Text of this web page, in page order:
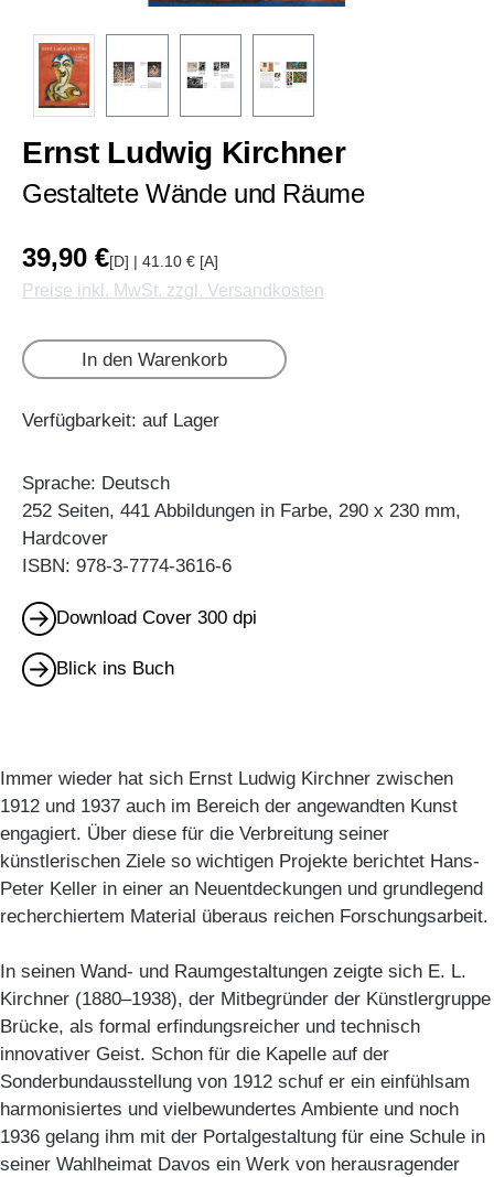
Ernst Ludwig Kirchner
Gestaltete Wände und Räume
39,90 €[D] | 41.10 € [A]
Preise inkl. MwSt. zzgl. Versandkosten
In den Warenkorb
Verfügbarkeit: auf Lager
Sprache: Deutsch
252 Seiten, 441 Abbildungen in Farbe, 290 x 230 mm,
Hardcover
ISBN: 978-3-7774-3616-6
Download Cover 300 dpi
Blick ins Buch
Immer wieder hat sich Ernst Ludwig Kirchner zwischen
1912 und 1937 auch im Bereich der angewandten Kunst
engagiert. Über diese für die Verbreitung seiner
künstlerischen Ziele so wichtigen Projekte berichtet Hans-
Peter Keller in einer an Neuentdeckungen und grundlegend
recherchiertem Material überaus reichen Forschungsarbeit.
In seinen Wand- und Raumgestaltungen zeigte sich E. L.
Kirchner (1880–1938), der Mitbegründer der Künstlergruppe
Brücke, als formal erfindungsreicher und technisch
innovativer Geist. Schon für die Kapelle auf der
Sonderbundausstellung von 1912 schuf er ein einfühlsam
harmonisiertes und vielbewundertes Ambiente und noch
1936 gelang ihm mit der Portalgestaltung für eine Schule in
seiner Wahlheimat Davos ein Werk von herausragender